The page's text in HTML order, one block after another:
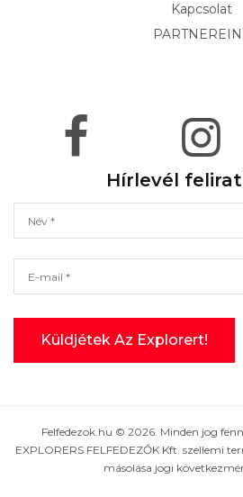
Kapcsolat
Hírlevél
Felfedezok.hu © 2026. Minden jog
EXPLORERS FELFEDEZŐK Kft. szellemi
másolása jogi